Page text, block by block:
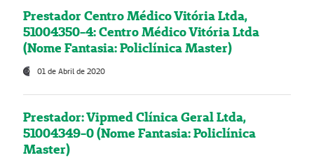
Prestador Centro Médico Vitória Ltda,
51004350-4: Centro Médico Vitória Ltda
(Nome Fantasia: Policlínica Master)
01 de Abril de 2020
Prestador: Vipmed Clínica Geral Ltda,
51004349-0 (Nome Fantasia: Policlínica
Master)